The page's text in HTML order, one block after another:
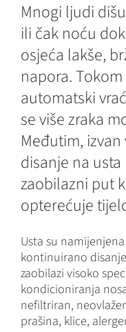
Mnogi ljudi
ili čak noću
osjeća lakše,
napora.
automatski
se više zraka
Međutim,
disanje na
zaobilazni put
opterećuje
Usta su
kontinuirano
zaobilazi visoko
kondicioniranja
nefiltriran,
prašina, klice,